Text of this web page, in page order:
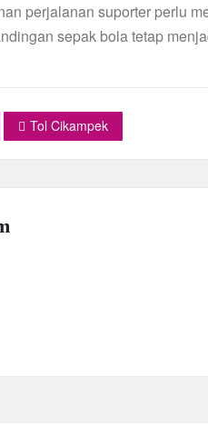
perjalanan suporter perlu
sepak bola tetap
Tol Cikampek